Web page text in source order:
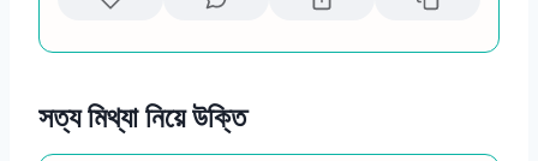
সত্য মিথ্যা নিয়ে উক্তি